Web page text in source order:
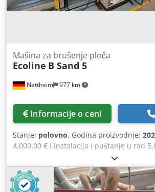
Nattheim 977 km
Mašina za brušenje ploča
Ecoline B Sand 5
Informacije o ceni
Stanje: polovno, Godina proizvodnje:
4,000.00 € i instalacija i puštanje u rad
B Sand 5 sa delimičnim strugom Ploča se
dovodni sto. To je u delimično okretanje
mlevenje u mašini za brušenje, prolaz i
pretvorena u delimični okretač. Brusi se